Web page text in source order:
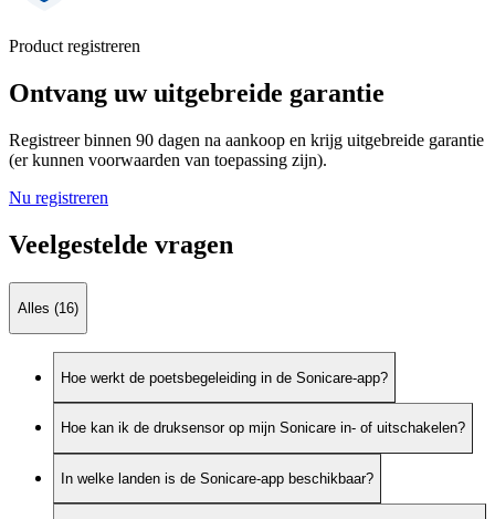
Product registreren
Ontvang uw uitgebreide garantie
Registreer binnen 90 dagen na aankoop en krijg uitgebreide garantie
(er kunnen voorwaarden van toepassing zijn).
Nu registreren
Veelgestelde vragen
Alles (16)
Hoe werkt de poetsbegeleiding in de Sonicare-app?
Hoe kan ik de druksensor op mijn Sonicare in- of uitschakelen?
In welke landen is de Sonicare-app beschikbaar?